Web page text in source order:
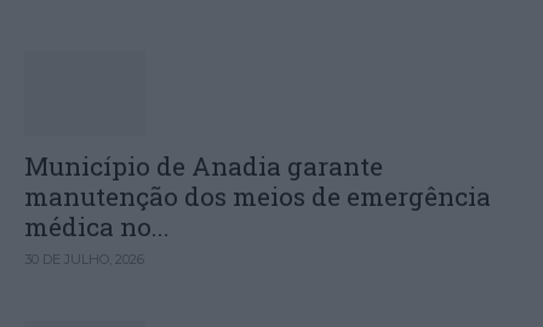
Município de Anadia garante
manutenção dos meios de emergência
médica no...
30 DE JULHO, 2026